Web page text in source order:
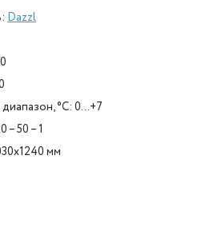
Dazzl
°C: 0...+7
50 – 1
мм